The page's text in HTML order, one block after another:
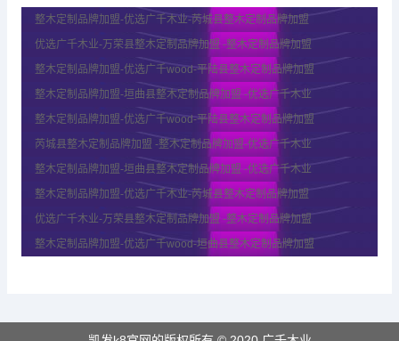
整木定制品牌加盟-优选广千木业-芮城县整木定制品牌加盟
优选广千木业-万荣县整木定制品牌加盟 -整木定制品牌加盟
整木定制品牌加盟-优选广千wood-平陆县整木定制品牌加盟
整木定制品牌加盟-垣曲县整木定制品牌加盟 -优选广千木业
整木定制品牌加盟-优选广千wood-平陆县整木定制品牌加盟
芮城县整木定制品牌加盟 -整木定制品牌加盟-优选广千木业
整木定制品牌加盟-垣曲县整木定制品牌加盟 -优选广千木业
整木定制品牌加盟-优选广千木业-芮城县整木定制品牌加盟
优选广千木业-万荣县整木定制品牌加盟 -整木定制品牌加盟
整木定制品牌加盟-优选广千wood-垣曲县整木定制品牌加盟